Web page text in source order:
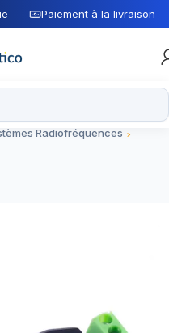
Paiement à la livraison
Radiofréquences